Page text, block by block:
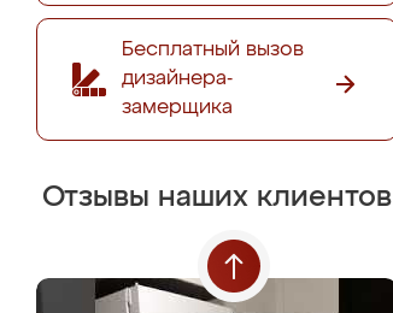
Бесплатный вызов
дизайнера-
замерщика
Отзывы наших клиентов